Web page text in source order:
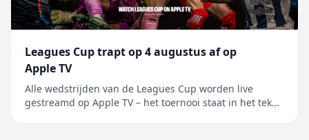
Leagues Cup trapt op 4 augustus af op
Apple TV
Alle wedstrijden van de Leagues Cup worden live
gestreamd op Apple TV – het toernooi staat in het teken